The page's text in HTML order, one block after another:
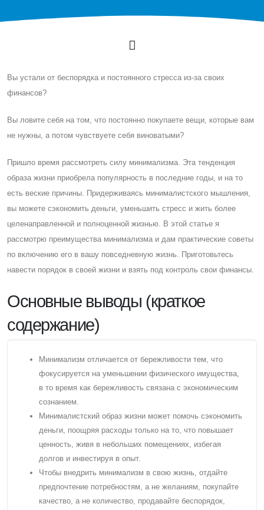
Вы устали от беспорядка и постоянного стресса из-за своих
финансов?
Вы ловите себя на том, что постоянно покупаете вещи, которые вам
не нужны, а потом чувствуете себя виноватыми?
Пришло время рассмотреть силу минимализма. Эта тенденция
образа жизни приобрела популярность в последние годы, и на то
есть веские причины. Придерживаясь минималистского мышления,
вы можете сэкономить деньги, уменьшить стресс и жить более
целенаправленной и полноценной жизнью. В этой статье я
рассмотрю преимущества минимализма и дам практические советы
по включению его в вашу повседневную жизнь. Приготовьтесь
навести порядок в своей жизни и взять под контроль свои финансы.
Основные выводы (краткое
содержание)
Минимализм отличается от бережливости тем, что
фокусируется на уменьшении физического имущества,
в то время как бережливость связана с экономическим
сознанием.
Минималистский образ жизни может помочь сэкономить
деньги, поощряя расходы только на то, что повышает
ценность, живя в небольших помещениях, избегая
долгов и инвестируя в опыт.
Чтобы внедрить минимализм в свою жизнь, отдайте
предпочтение потребностям, а не желаниям, покупайте
качество, а не количество, продавайте беспорядок,